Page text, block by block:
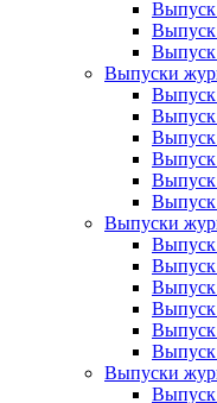
Выпуск
Выпуск
Выпуск
Выпуски
Выпуск
Выпуск
Выпуск
Выпуск
Выпуск
Выпуск
Выпуски
Выпуск
Выпуск
Выпуск
Выпуск
Выпуск
Выпуски
Выпуск